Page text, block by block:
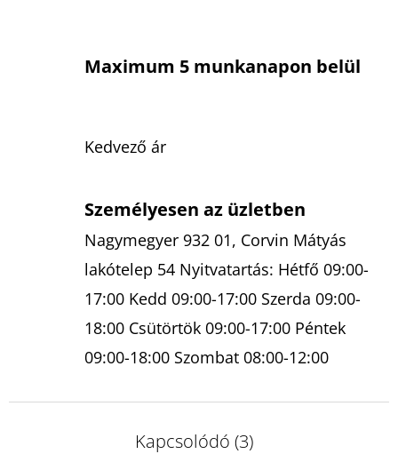
Maximum 5 munkanapon belül
Kedvező ár
Személyesen az üzletben
Nagymegyer 932 01, Corvin Mátyás
lakótelep 54 Nyitvatartás: Hétfő 09:00-
17:00 Kedd 09:00-17:00 Szerda 09:00-
18:00 Csütörtök 09:00-17:00 Péntek
09:00-18:00 Szombat 08:00-12:00
Kapcsolódó (3)